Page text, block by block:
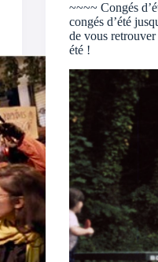
~~~~ Congés
congés d’été
de vous
été !